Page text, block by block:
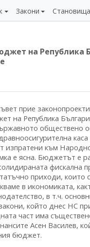
Закони
на Република
прие
на Република
обществено
изпратени към
е ясна. Бюджетът е
фискална
приходи, които
в икономиката,
в т.ч.
който днес НС
част има
Асен Василев,
бюджет.